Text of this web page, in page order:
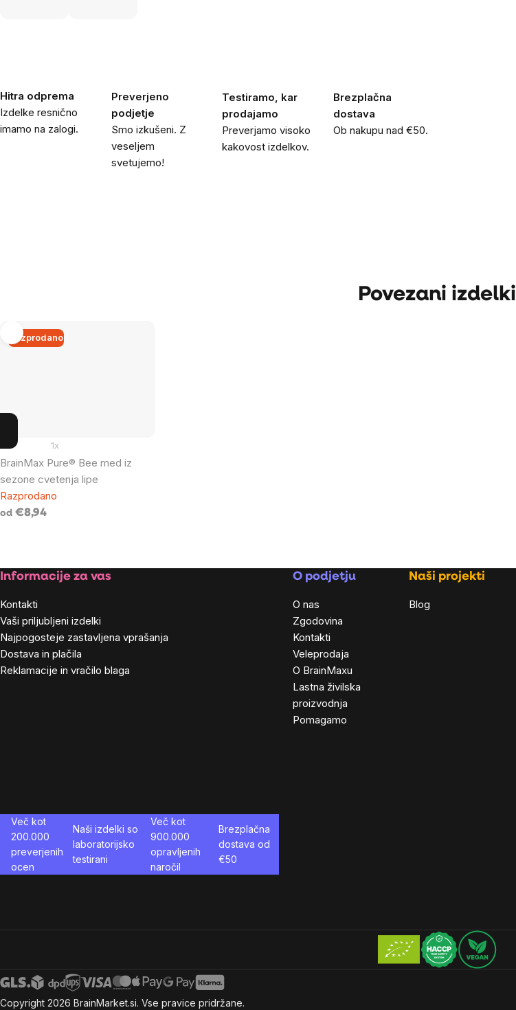
Hitra odprema
Izdelke resnično
imamo na zalogi.
Preverjeno
podjetje
Smo izkušeni. Z
veseljem
svetujemo!
Testiramo, kar
prodajamo
Preverjamo visoko
kakovost izdelkov.
Brezplačna
dostava
Ob nakupu nad €50.
Povezani izdelki
Razprodano
BrainMax Pure® Bee med iz
sezone cvetenja lipe
1x
Razprodano
od €8,94
Footer
Informacije za vas
Kontakti
Vaši priljubljeni izdelki
Najpogosteje zastavljena vprašanja
Dostava in plačila
Reklamacije in vračilo blaga
O podjetju
O nas
Zgodovina
Kontakti
Veleprodaja
O BrainMaxu
Lastna živilska
proizvodnja
Pomagamo
Naši projekti
Blog
Več kot
200.000
preverjenih
ocen
Naši izdelki so
laboratorijsko
testirani
Več kot
900.000
opravljenih
naročil
Brezplačna
dostava od
€50
Copyright 2026 BrainMarket.si. Vse pravice pridržane.